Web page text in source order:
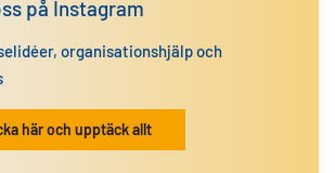
på Instagram
organisationshjälp och
här och upptäck allt